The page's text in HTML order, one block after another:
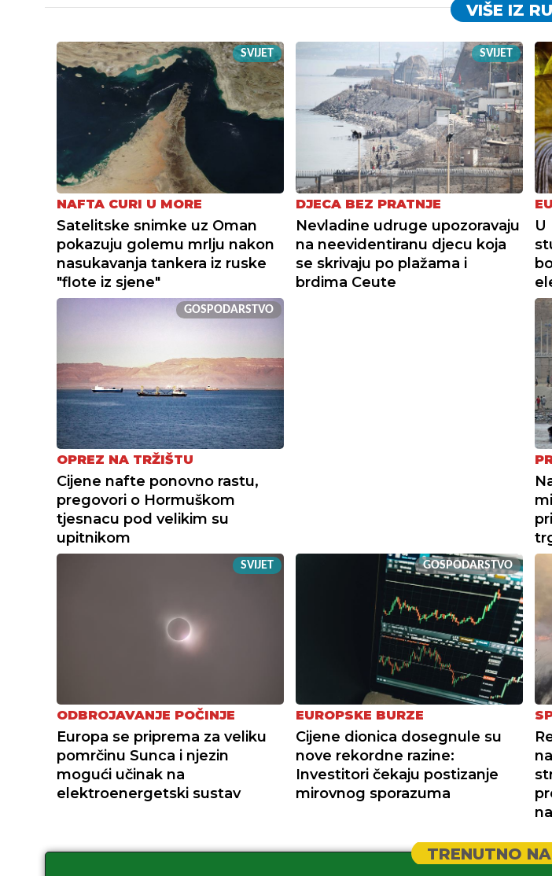
VIŠE IZ
SVIJET
NAFTA CURI U MORE
Satelitske snimke uz Oman
pokazuju golemu mrlju nakon
nasukavanja tankera iz ruske
"flote iz sjene"
SVIJET
DJECA BEZ PRATNJE
Nevladine udruge upozoravaju
na neevidentiranu djecu koja
se skrivaju po plažama i
brdima Ceute
U
GOSPODARSTVO
OPREZ NA TRŽIŠTU
Cijene nafte ponovno rastu,
pregovori o Hormuškom
tjesnacu pod velikim su
upitnikom
SVIJET
ODBROJAVANJE POČINJE
Europa se priprema za veliku
pomrčinu Sunca i njezin
mogući učinak na
elektroenergetski sustav
GOSPODARSTVO
EUROPSKE BURZE
Cijene dionica dosegnule su
nove rekordne razine:
Investitori čekaju postizanje
mirovnog sporazuma
TRENUTNO